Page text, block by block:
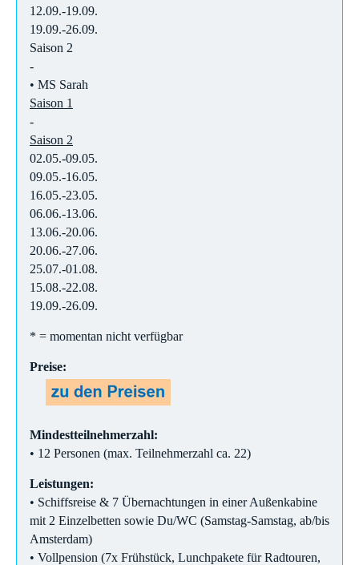
12.09.-19.09.
19.09.-26.09.
Saison 2
-
• MS Sarah
Saison 1
-
Saison 2
02.05.-09.05.
09.05.-16.05.
16.05.-23.05.
06.06.-13.06.
13.06.-20.06.
20.06.-27.06.
25.07.-01.08.
15.08.-22.08.
19.09.-26.09.
* = momentan nicht verfügbar
Preise:
Mindestteilnehmerzahl:
• 12 Personen (max. Teilnehmerzahl ca. 22)
Leistungen:
• Schiffsreise & 7 Übernachtungen in einer Außenkabine
mit 2 Einzelbetten sowie Du/WC (Samstag-Samstag, ab/bis
Amsterdam)
• Vollpension (7x Frühstück, Lunchpakete für Radtouren,